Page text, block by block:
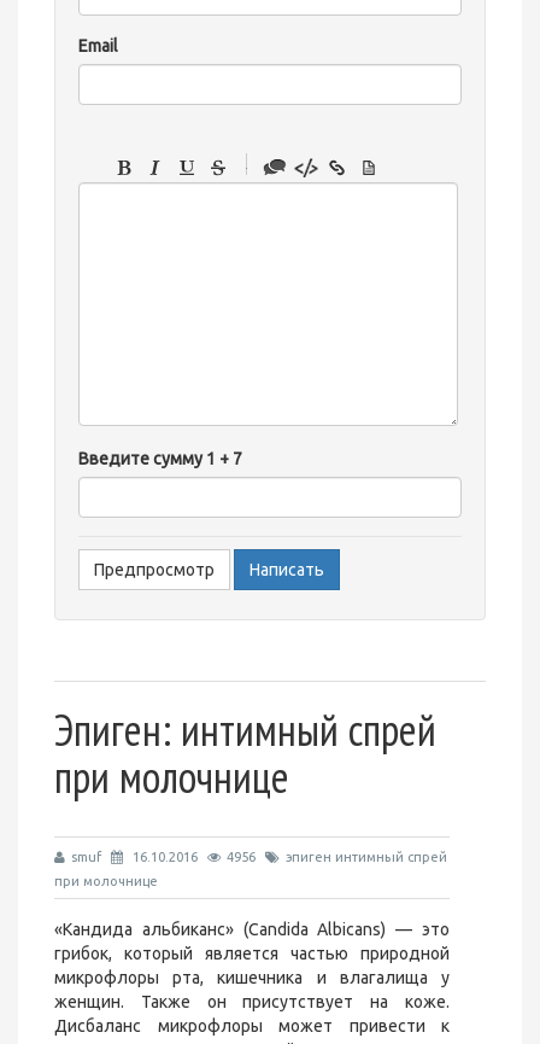
Email
-
-
Введите сумму 1 + 7
Эпиген: интимный спрей
при молочнице
smuf 16.10.2016 4956
эпиген интимный спрей
при молочнице
«Кандида альбиканс» (Candida Albicans) — это
грибок, который является частью природной
микрофлоры рта, кишечника и влагалища у
женщин. Также он присутствует на коже.
Дисбаланс микрофлоры может привести к